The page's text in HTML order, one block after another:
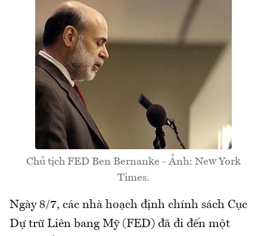
Chủ tịch FED Ben Bernanke - Ảnh: New York
Times.
Ngày 8/7, các nhà hoạch định chính sách Cục
Dự trữ Liên bang Mỹ (FED) đã đi đến một